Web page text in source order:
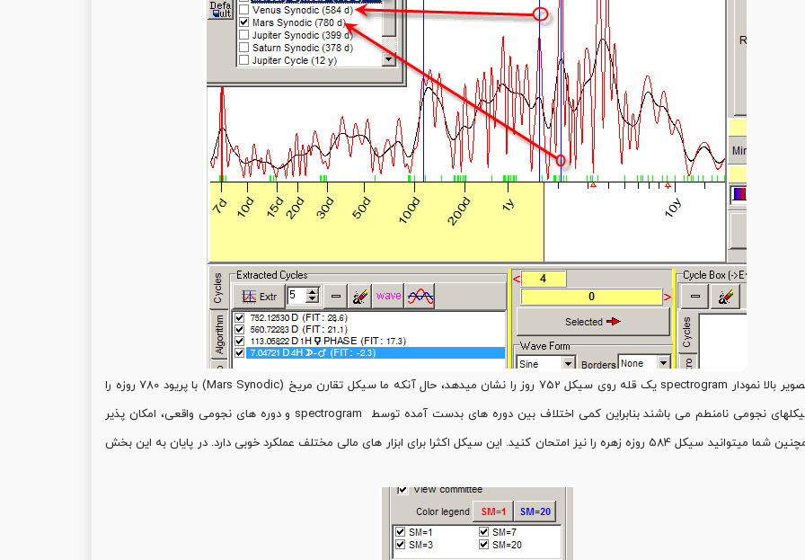
مثلا در تصویر بالا نمودار spectrogram یک قله روی سیکل 752 روز را نشان میدهد، حال آنکه ما سیکل تقارن مریخ (Mars Synodic) با پریود 780 روزه را
داریم. سیکلهای نجومی نامنطم می باشند بنابراین کمی اختلاف بین دوره های بدست آمده توسط spectrogram و دوره های نجومی واقعی، امکان پذیر
است. همچنین شما میتوانید سیکل 584 روزه زهره را نیز امتحان کنید. این سیکل اکثرا برای ابزار های مالی مختلف عملکرد خوبی دارد. در پایان به این بخش